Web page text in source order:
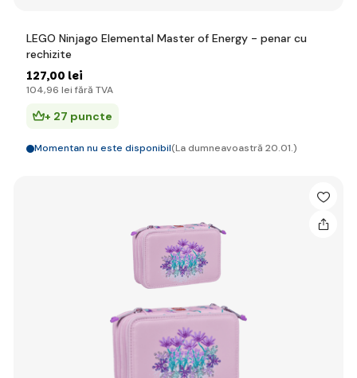
LEGO Ninjago Elemental Master of Energy - penar cu
rechizite
127,00 lei
104,96 lei fără TVA
+ 27 puncte
Momentan nu este disponibil(La dumneavoastră 20.01.)